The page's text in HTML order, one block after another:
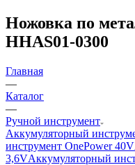
Ножовка по
HHAS01-0300
Главная
—
Каталог
—
Ручной инструмент
Аккумуляторный
инструмент OnePower 40V
3,6VАккумуляторный